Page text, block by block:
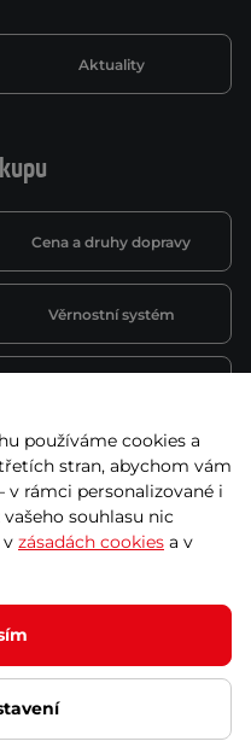
Cena a druhy dopravy
Věrnostní systém
Kariéra
Aktuality
vyhrazena
povinen vystavit
tržbu u správce daně online; v
do 48 hodin.
Vnitřní oznamovací
používáme cookies a
stran, abychom vám
v rámci personalizované i
souhlasu nic
v zásadách cookies a v